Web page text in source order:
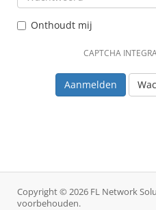
Onthoudt mij
CAPTCHA
Copyright © 2026 FL Network
voorbehouden.